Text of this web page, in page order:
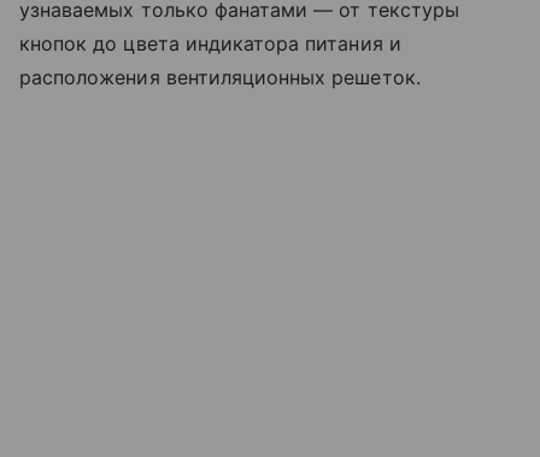
узнаваемых только фанатами — от текстуры
кнопок до цвета индикатора питания и
расположения вентиляционных решеток.